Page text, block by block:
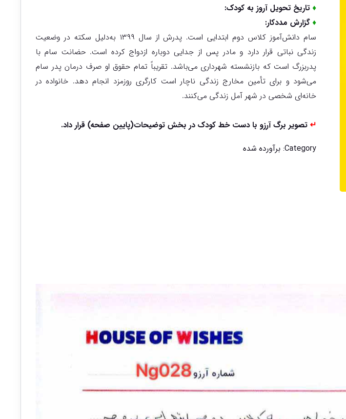
♦تاریخ تحویل آروز به کودک:
♦ گزارش مددکار:
سام دانش‌آموز کلاس دوم ابتدایی است. پدرش از سال ۱۳۹۹ به‌دلیل سکته در وضعیت
زندگی نباتی قرار دارد و مادر پس از جدایی دوباره ازدواج کرده است. حضانت سام با
پدربزرگ است که بازنشسته شهرداری می‌باشد. تقریباً تمام حقوق او صرف درمان پدر سام
می‌شود و برای تأمین مخارج زندگی ناچار است کارگری روزمزد انجام دهد. خانواده در
خانه‌ای شخصی در شهر آمل زندگی می‌کنند.
↵تصویر برگ آرزو با دست خط کودک در بخش توضیحات(پایین صفحه) قرار داد.
Category: برآورده شده